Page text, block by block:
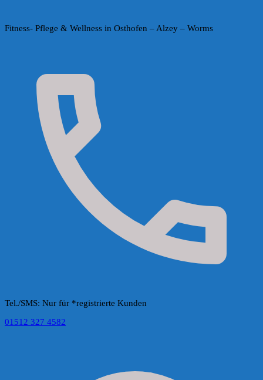
Fitness- Pflege & Wellness in Osthofen – Alzey – Worms
Tel./SMS: Nur für *registrierte Kunden
01512 327 4582